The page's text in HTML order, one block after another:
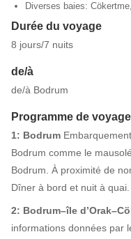
Diverses baies:
Durée du voyage
8 jours/7 nuits
de/à
de/à Bodrum
Programme de voyage
1: Bodrum
Bodrum comme le
Bodrum. À proximité de
Dîner à bord et nuit à quai.
2: Bodrum–île
informations données par